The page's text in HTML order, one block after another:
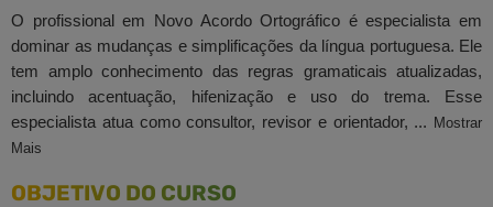
O profissional em Novo Acordo Ortográfico é especialista em
dominar as mudanças e simplificações da língua portuguesa. Ele
tem amplo conhecimento das regras gramaticais atualizadas,
incluindo acentuação, hifenização e uso do trema. Esse
especialista atua como consultor, revisor e orientador, ... Mostrar
Mais
OBJETIVO DO CURSO